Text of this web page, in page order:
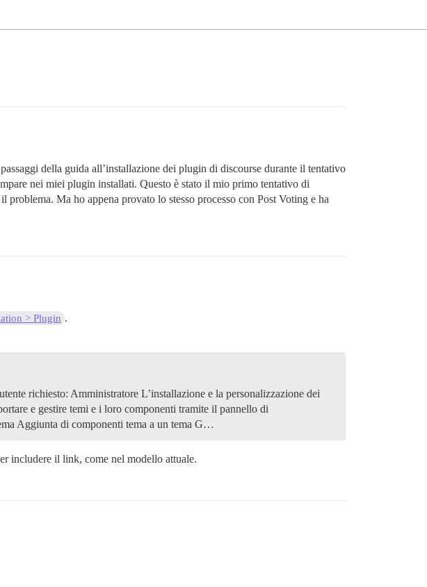
della guida all’installazione dei plugin di discourse durante il tentativo
nei miei plugin installati. Questo è stato il mio primo tentativo di
Ma ho appena provato lo stesso processo con Post Voting e ha
> Plugin .
richiesto: Amministratore L’installazione e la personalizzazione dei
e gestire temi e i loro componenti tramite il pannello di
Aggiunta di componenti tema a un tema G…
includere il link, come nel modello attuale.